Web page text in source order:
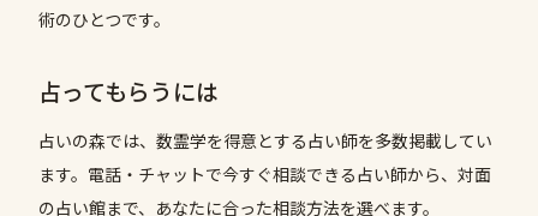
術のひとつです。
占ってもらうには
占いの森では、 数霊学を得意とする占い師を多数掲載してい
ます。電話・チャットで今すぐ相談できる占い師から、対面
の占い館まで、あなたに合った相談方法を選べます。